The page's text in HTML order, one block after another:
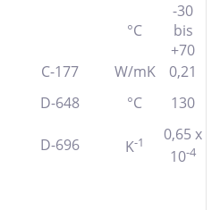
°C
-30
bis
+70
C-177 W/mK
0,21
D-648 °C
130
D-696 K-1
0,65 x
10-4